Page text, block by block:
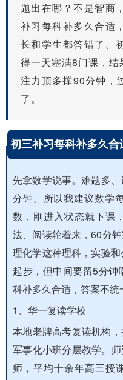
题出在哪？不是智商
补习每科补多久合适
长和学生都答错了。
得一天塞满8门课，
注力顶多撑90分钟，
了。
初三补习每科补多久
先拿数学说事。难题多
分钟。所以我建议数学
数，刚进入状态就下课
法、阅读轮着来，60分
理化学这种理科，实验
起步，但中间要留5分
科补多久合适，答案不统
1、华一复读学校
本地老牌高考复读机构
军事化小班分层教学。
师，平均十余年高三授